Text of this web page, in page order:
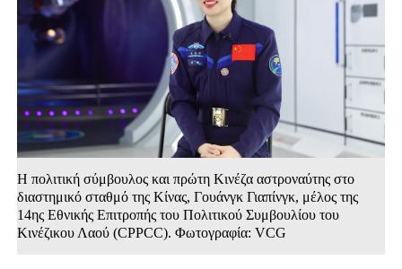
Η πολιτική σύμβουλος και πρώτη Κινέζα αστροναύτης στο
διαστημικό σταθμό της Κίνας, Γουάνγκ Γιαπίνγκ, μέλος της
14ης Εθνικής Επιτροπής του Πολιτικού Συμβουλίου του
Κινέζικου Λαού (CPPCC). Φωτογραφία: VCG